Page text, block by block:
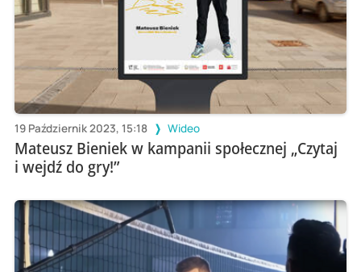
19 Październik 2023, 15:18 Wideo
Mateusz Bieniek w kampanii społecznej „Czytaj
i wejdź do gry!”